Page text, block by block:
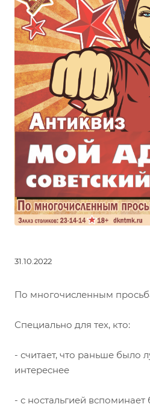
31.10.2022
По многочисленным
Специально для тех, кто:
- считает, что раньше было
интереснее
- с ностальгией